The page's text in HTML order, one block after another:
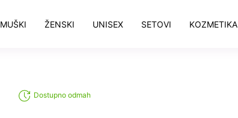
MUŠKI ŽENSKI UNISEX SETOVI KOZMETIKA
Dostupno odmah